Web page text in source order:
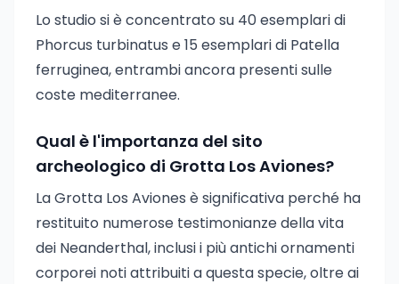
Lo studio si è concentrato su 40 esemplari di
Phorcus turbinatus e 15 esemplari di Patella
ferruginea, entrambi ancora presenti sulle
coste mediterranee.
Qual è l'importanza del sito
archeologico di Grotta Los Aviones?
La Grotta Los Aviones è significativa perché ha
restituito numerose testimonianze della vita
dei Neanderthal, inclusi i più antichi ornamenti
corporei noti attribuiti a questa specie, oltre ai